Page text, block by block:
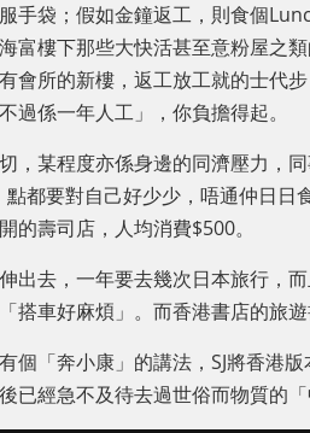
手袋；假如金鐘返工，則食個
富樓下那些大快活甚至意粉屋之
會所的新樓，返工放工就的士代
過係一年人工」，你負擔得起。
，某程度亦係身邊的同濟壓力，
點都要對自己好少少，唔通仲日
的壽司店，人均消費$500。
出去，一年要去幾次日本旅行，
搭車好麻煩」。而香港書店的旅遊
個「奔小康」的講法，SJ將香港
已經急不及待去過世俗而物質的「